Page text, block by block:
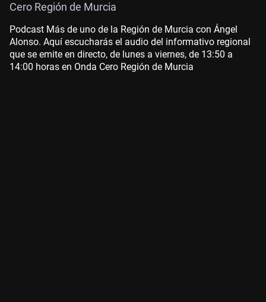
Cero Región de Murcia
Podcast Más de uno de la Región de Murcia con Ángel
Alonso. Aquí escucharás el audio del informativo regional
que se emite en directo, de lunes a viernes, de 13:50 a
14:00 horas en Onda Cero Región de Murcia